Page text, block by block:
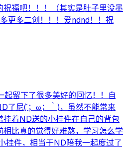
福吧！！！（其实是肚子里没墨
更多二创！！！爱ndnd！！祝
留下了很多美好的回忆！！自
了尼(´；ω；｀)，虽然不能常来
挂着ND送的小挂件在自己的背包
比真的觉得好难熬，学习怎么学
挂件，相当于ND陪我一起度过了